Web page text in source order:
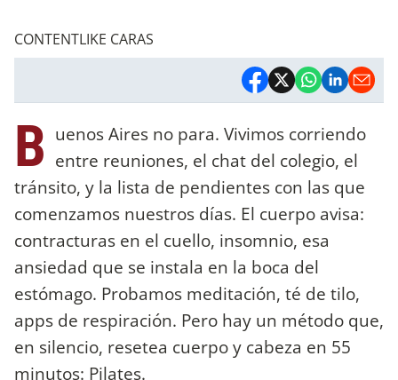
CONTENTLIKE CARAS
B uenos Aires no para. Vivimos corriendo
entre reuniones, el chat del colegio, el
tránsito, y la lista de pendientes con las que
comenzamos nuestros días. El cuerpo avisa:
contracturas en el cuello, insomnio, esa
ansiedad que se instala en la boca del
estómago. Probamos meditación, té de tilo,
apps de respiración. Pero hay un método que,
en silencio, resetea cuerpo y cabeza en 55
minutos: Pilates.